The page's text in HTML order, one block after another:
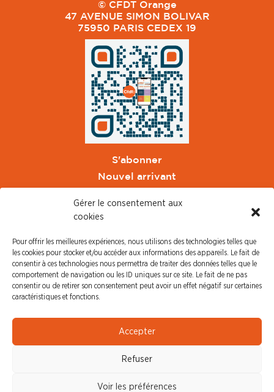
Gérer le consentement aux
cookies
Pour offrir les meilleures expériences, nous utilisons des technologies telles que
les cookies pour stocker et/ou accéder aux informations des appareils. Le fait de
consentir à ces technologies nous permettra de traiter des données telles que le
comportement de navigation ou les ID uniques sur ce site. Le fait de ne pas
consentir ou de retirer son consentement peut avoir un effet négatif sur certaines
caractéristiques et fonctions.
Accepter
Refuser
Voir les préférences
© CFDT Orange
47 AVENUE SIMON BOLIVAR
75950 PARIS CEDEX 19
S'abonner
Nouvel arrivant
CFDT Cadres
CFDT Retraités
L'UFFA
PRESSE
Communiqué de Presse
Revue de Presse